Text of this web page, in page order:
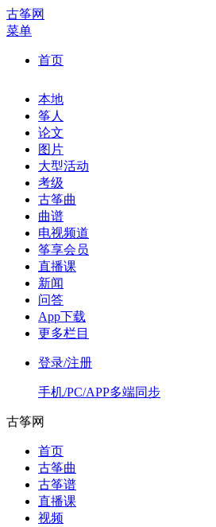
古筝网
菜单
首页
本地
筝人
论文
图片
大型活动
考级
古筝曲
曲谱
电视频道
筝享会员
直播课
新闻
问答
App下载
更多栏目
登录/注册
手机/PC/APP多端同步
古筝网
首页
古筝曲
古筝谱
直播课
视频